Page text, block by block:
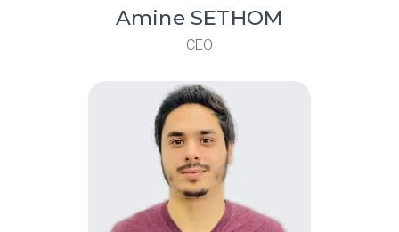
Amine SETHOM
CEO